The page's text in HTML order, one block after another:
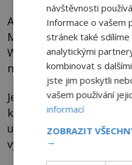
Americký antropolog a
McNeely s kolegou
Wachtelem (*1944) v
následující mrazivý
Jeden z amerických
konfliktu ve Vietnamu
utrhl hlavy dvěma
vymyslet?
návštěvnosti
Informace o vašem
stránek také sdílíme
analytickými
kombinovat s
jste jim poskytli
vašem používání
informací
ZOBRAZIT
→